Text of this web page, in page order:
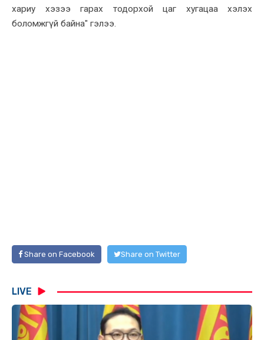
хариу хэзээ гарах тодорхой цаг хугацаа хэлэх
боломжгүй байна" гэлээ.
Share on Facebook Share on Twitter
LIVE